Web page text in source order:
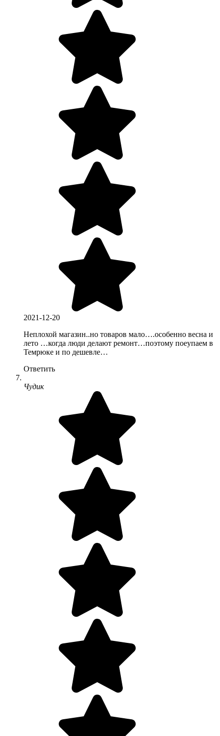
2021-12-20
Неплохой магазин..но товаров мало….особенно весна и
лето …когда люди делают ремонт…поэтому поеупаем в
Темрюке и по дешевле…
Ответить
Чудик